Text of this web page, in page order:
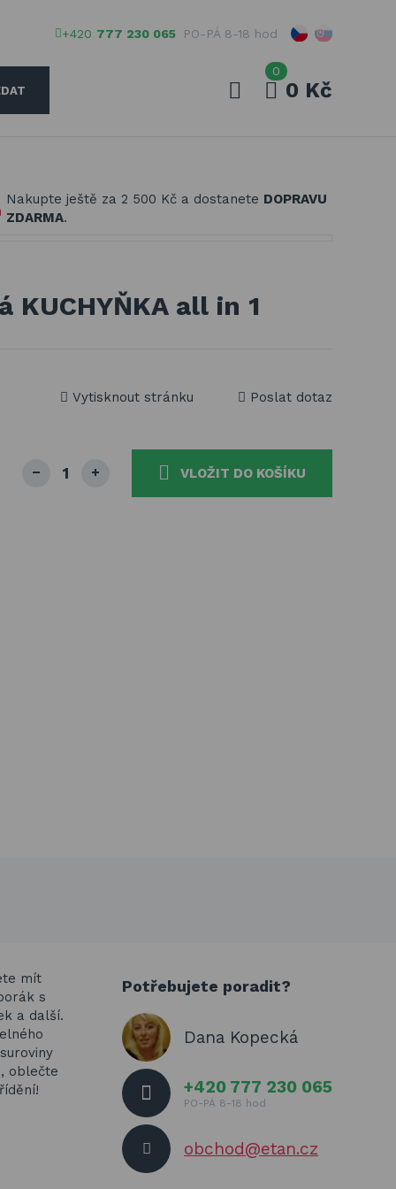
+420 777 230 065 PO-PÁ 8-18 hod
heslo
PŘIHLÁSIT
0
0 Kč
Nakupte ještě za 2 500 Kč a dostanete DOPRAVU
ZDARMA.
KUCHYŇKA all in 1
Vytisknout stránku Poslat dotaz
VLOŽIT DO KOŠÍKU
mít
s
a další.
oblečte
Potřebujete poradit?
Dana Kopecká
+420 777 230 065
PO-PÁ 8-18 hod
obchod@etan.cz